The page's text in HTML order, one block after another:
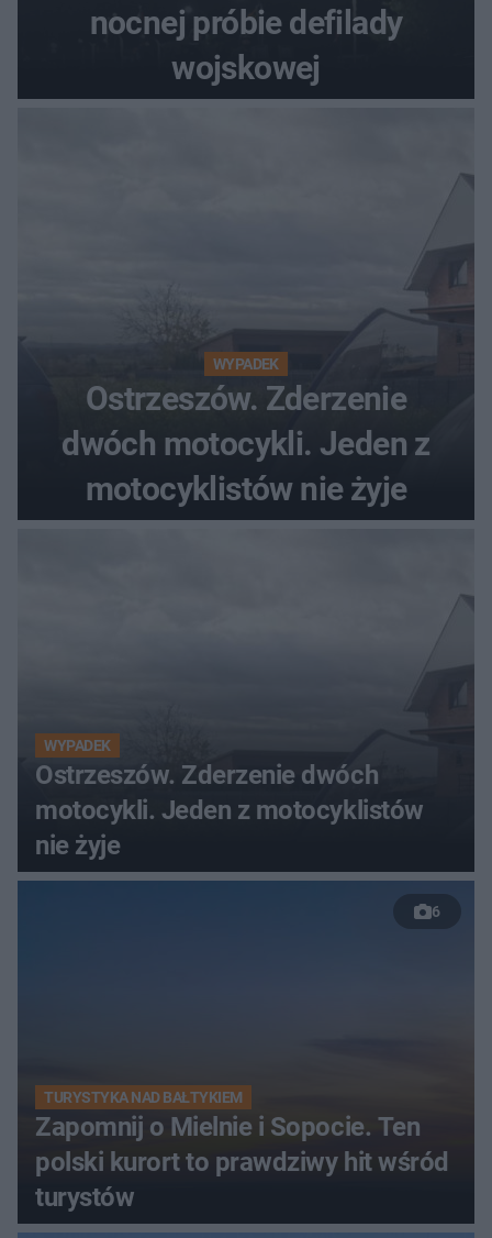
nocnej próbie defilady
wojskowej
WYPADEK
Ostrzeszów. Zderzenie
dwóch motocykli. Jeden z
motocyklistów nie żyje
WYPADEK
Ostrzeszów. Zderzenie dwóch
motocykli. Jeden z motocyklistów
nie żyje
6
TURYSTYKA NAD BAŁTYKIEM
Zapomnij o Mielnie i Sopocie. Ten
polski kurort to prawdziwy hit wśród
turystów